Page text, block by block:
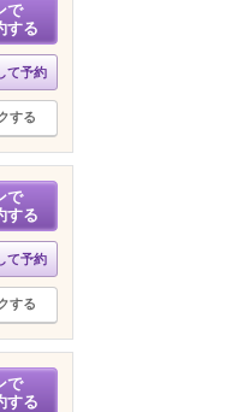
で
する
て予約
する
で
する
て予約
する
で
する